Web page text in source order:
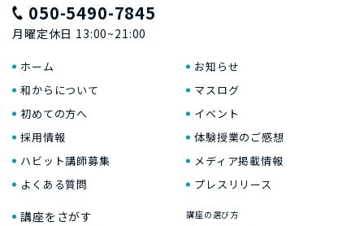
050-5490-7845
月曜定休日 13:00~21:00
ホーム
和からについて
初めての方へ
採用情報
ハビット講師募集
よくある質問
お知らせ
マスログ
イベント
体験授業のご感想
メディア掲載情報
プレスリリース
講座をさがす
講座の選び方